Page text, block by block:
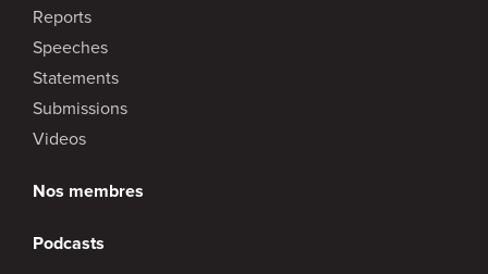
Reports
Speeches
Statements
Submissions
Videos
Nos membres
Podcasts